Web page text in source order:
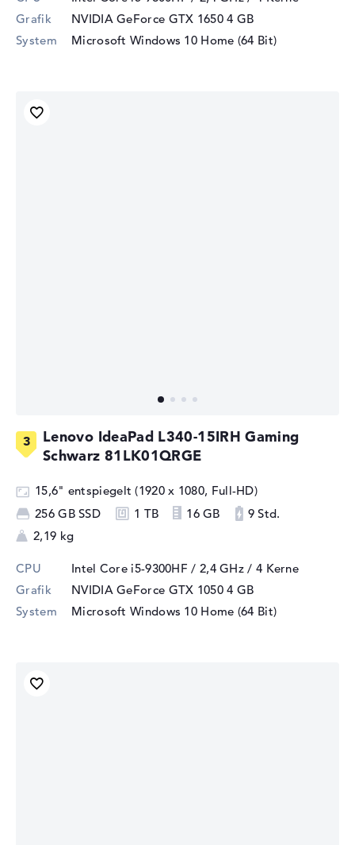
Grafik
NVIDIA GeForce GTX 16504 GB
System
Microsoft Windows 10 Home (64 Bit)
Lenovo IdeaPad L340-15IRH Gaming
Schwarz 81LK01QRGE
15,6" entspiegelt (1920 x 1080, Full-HD)
256 GB SSD
1 TB 16 GB
9 Std.
2,19 kg
CPU Intel Core i5-9300HF / 2,4 GHz / 4 Kerne
Grafik
NVIDIA GeForce GTX 10504 GB
System
Microsoft Windows 10 Home (64 Bit)